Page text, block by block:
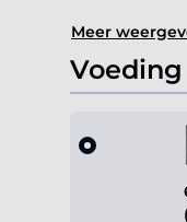
Meer
Voeding